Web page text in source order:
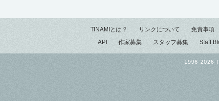
TINAMIとは？ リンクについて
免責事項
API
作家募集 スタッフ募集 Staff
1996-2026